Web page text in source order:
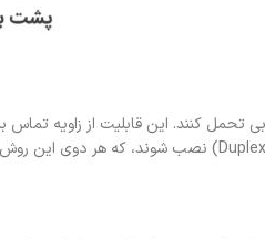
کنند. این قابلیت از زاویه